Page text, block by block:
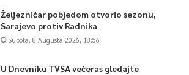
Željezničar pobjedom otvorio sezonu,
Sarajevo protiv Radnika
Subota, 8 Augusta 2026, 18:56
U Dnevniku TVSA večeras gledajte